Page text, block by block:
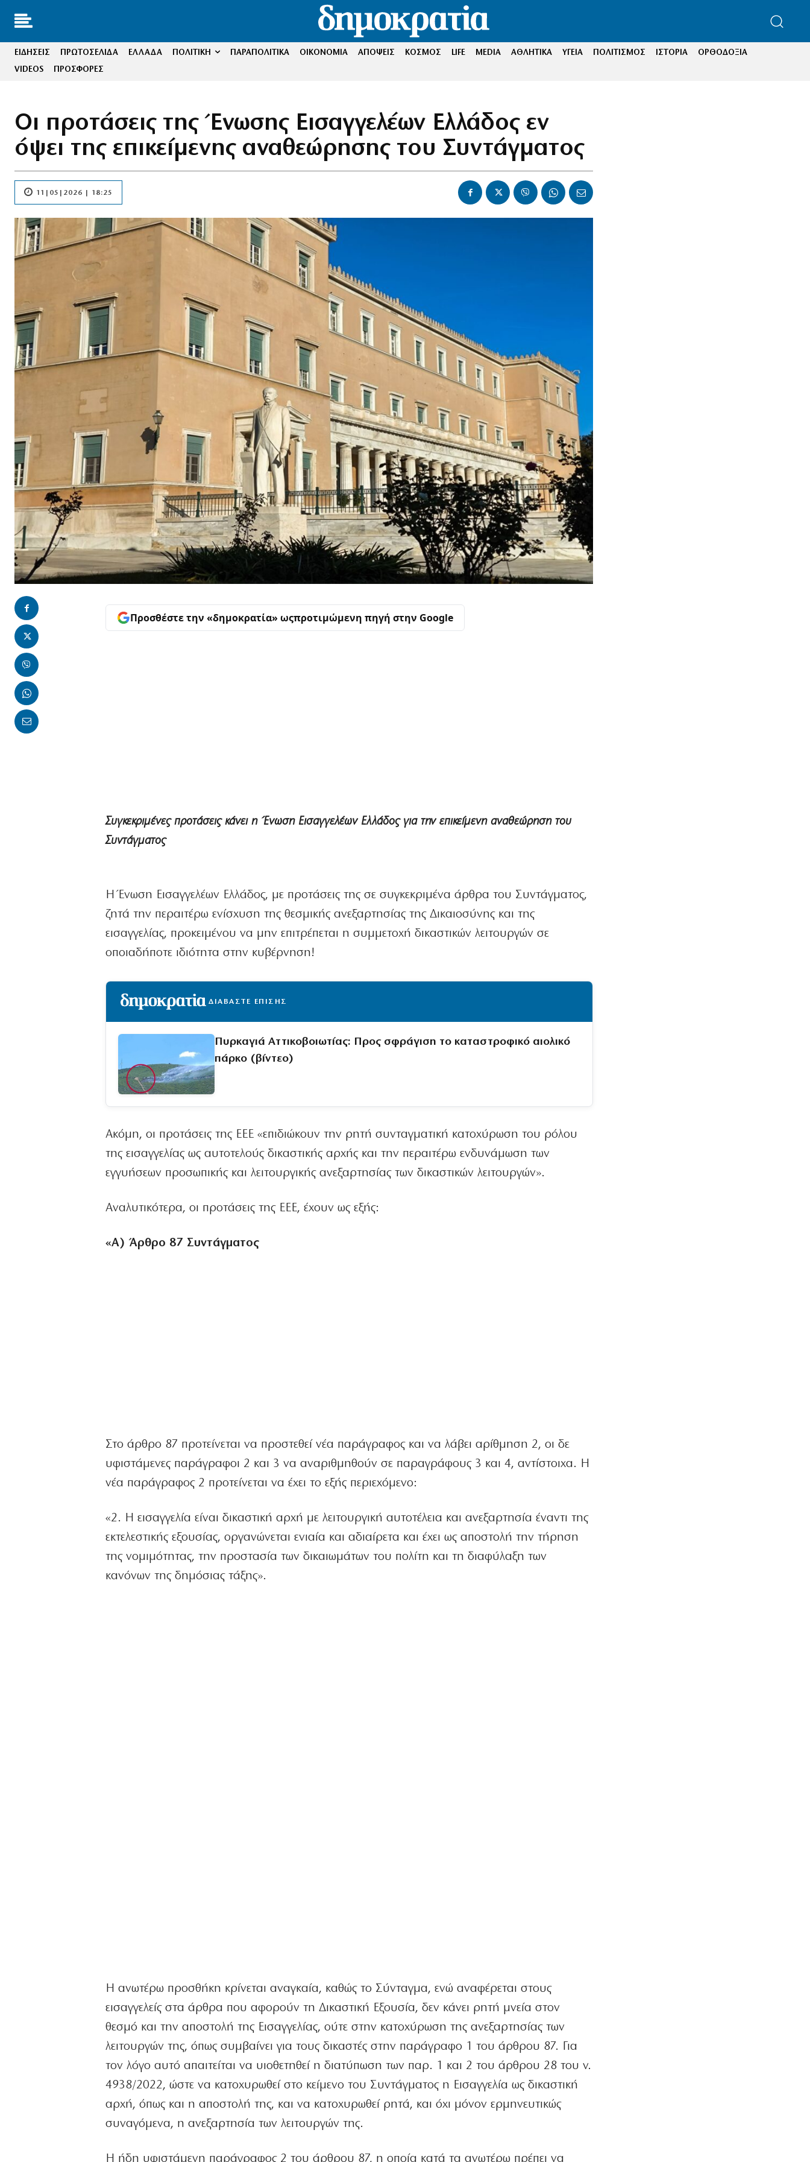
ΕΙΔΗΣΕΙΣ ΠΡΩΤΟΣΕΛΙΔΑ ΕΛΛΑΔΑ ΠΟΛΙΤΙΚΗ ΠΑΡΑΠΟΛΙΤΙΚΑ ΟΙΚΟΝΟΜΙΑ ΑΠΟΨΕΙΣ ΚΟΣΜΟΣ LIFE MEDIA ΑΘΛΗΤΙΚΑ ΥΓΕΙΑ ΠΟΛΙΤΙΣΜΟΣ ΙΣΤΟΡΙΑ
ΟΡΘΟΔΟΞΙΑ
VIDEOS
ΠΡΟΣΦΟΡΕΣ
Οι προτάσεις της Ένωσης Εισαγγελέων Ελλάδος εν
όψει της επικείμενης αναθεώρησης του Συντάγματος
11|05|2026 | 18:25
Προσθέστε την «δημοκρατία» ωςπροτιμώμενη πηγή στην Google
Συγκεκριμένες προτάσεις κάνει η Ένωση Εισαγγελέων Ελλάδος για την επικείμενη αναθεώρηση του
Συντάγματος
H Ένωση Εισαγγελέων Ελλάδος, με προτάσεις της σε συγκεκριμένα άρθρα του Συντάγματος,
ζητά την περαιτέρω ενίσχυση της θεσμικής ανεξαρτησίας της Δικαιοσύνης και της
εισαγγελίας, προκειμένου να μην επιτρέπεται η συμμετοχή δικαστικών λειτουργών σε
οποιαδήποτε ιδιότητα στην κυβέρνηση!
ΔΙΑΒΑΣΤΕ ΕΠΙΣΗΣ
Πυρκαγιά Αττικοβοιωτίας: Προς σφράγιση το καταστροφικό αιολικό
πάρκο (βίντεο)
Ακόμη, οι προτάσεις της ΕΕΕ «επιδιώκουν την ρητή συνταγματική κατοχύρωση του ρόλου
της εισαγγελίας ως αυτοτελούς δικαστικής αρχής και την περαιτέρω ενδυνάμωση των
εγγυήσεων προσωπικής και λειτουργικής ανεξαρτησίας των δικαστικών λειτουργών».
Αναλυτικότερα, οι προτάσεις της ΕΕΕ, έχουν ως εξής:
«Α) Άρθρο 87 Συντάγματος
Στο άρθρο 87 προτείνεται να προστεθεί νέα παράγραφος και να λάβει αρίθμηση 2, οι δε
υφιστάμενες παράγραφοι 2 και 3 να αναριθμηθούν σε παραγράφους 3 και 4, αντίστοιχα. Η
νέα παράγραφος 2 προτείνεται να έχει το εξής περιεχόμενο:
«2. Η εισαγγελία είναι δικαστική αρχή με λειτουργική αυτοτέλεια και ανεξαρτησία έναντι της
εκτελεστικής εξουσίας, οργανώνεται ενιαία και αδιαίρετα και έχει ως αποστολή την τήρηση
της νομιμότητας, την προστασία των δικαιωμάτων του πολίτη και τη διαφύλαξη των
κανόνων της δημόσιας τάξης».
Η ανωτέρω προσθήκη κρίνεται αναγκαία, καθώς το Σύνταγμα, ενώ αναφέρεται στους
εισαγγελείς στα άρθρα που αφορούν τη Δικαστική Εξουσία, δεν κάνει ρητή μνεία στον
θεσμό και την αποστολή της Εισαγγελίας, ούτε στην κατοχύρωση της ανεξαρτησίας των
λειτουργών της, όπως συμβαίνει για τους δικαστές στην παράγραφο 1 του άρθρου 87. Για
τον λόγο αυτό απαιτείται να υιοθετηθεί η διατύπωση των παρ. 1 και 2 του άρθρου 28 του ν.
4938/2022, ώστε να κατοχυρωθεί στο κείμενο του Συντάγματος η Εισαγγελία ως δικαστική
αρχή, όπως και η αποστολή της, και να κατοχυρωθεί ρητά, και όχι μόνον ερμηνευτικώς
συναγόμενα, η ανεξαρτησία των λειτουργών της.
Η ήδη υφιστάμενη παράγραφος 2 του άρθρου 87, η οποία κατά τα ανωτέρω πρέπει να